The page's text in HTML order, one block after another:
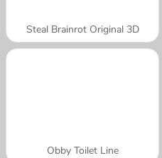
Steal Brainrot Original 3D
Obby Toilet Line